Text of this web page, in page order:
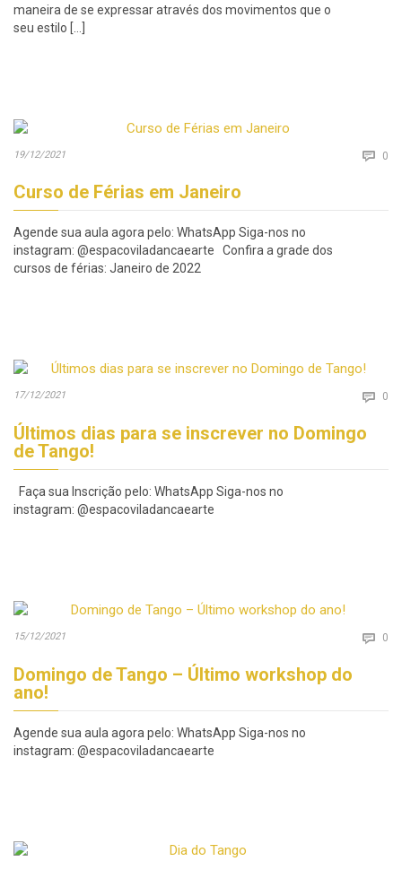
maneira de se expressar através dos movimentos que o
seu estilo […]
19/12/2021  0
Curso de Férias em Janeiro
Agende sua aula agora pelo: WhatsApp Siga-nos no
instagram: @espacoviladancaearte Confira a grade dos
cursos de férias: Janeiro de 2022
17/12/2021  0
Últimos dias para se inscrever no Domingo
de Tango!
Faça sua Inscrição pelo: WhatsApp Siga-nos no
instagram: @espacoviladancaearte
15/12/2021  0
Domingo de Tango – Último workshop do
ano!
Agende sua aula agora pelo: WhatsApp Siga-nos no
instagram: @espacoviladancaearte